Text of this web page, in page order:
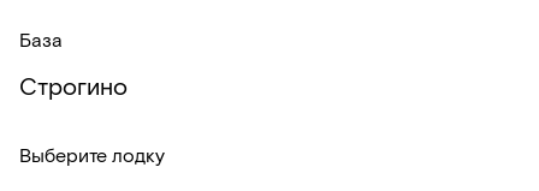
База
Строгино
Выберите лодку